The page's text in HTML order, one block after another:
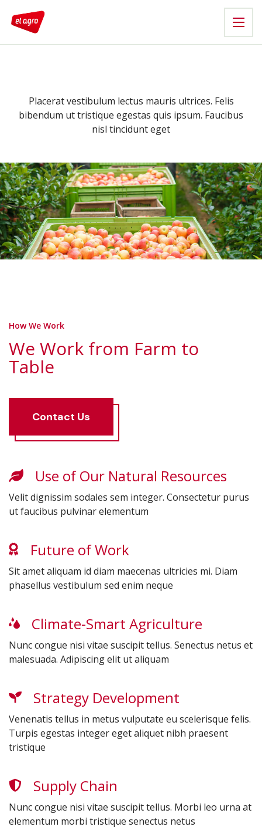
Placerat vestibulum lectus mauris ultrices. Felis
bibendum ut tristique egestas quis ipsum. Faucibus
nisl tincidunt eget
How We Work
We Work from Farm to
Table
Contact Us
Use of Our Natural Resources
Velit dignissim sodales sem integer. Consectetur purus
ut faucibus pulvinar elementum
Future of Work
Sit amet aliquam id diam maecenas ultricies mi. Diam
phasellus vestibulum sed enim neque
Climate-Smart Agriculture
Nunc congue nisi vitae suscipit tellus. Senectus netus et
malesuada. Adipiscing elit ut aliquam
Strategy Development
Venenatis tellus in metus vulputate eu scelerisque felis.
Turpis egestas integer eget aliquet nibh praesent
tristique
Supply Chain
Nunc congue nisi vitae suscipit tellus. Morbi leo urna at
elementum morbi tristique senectus netus